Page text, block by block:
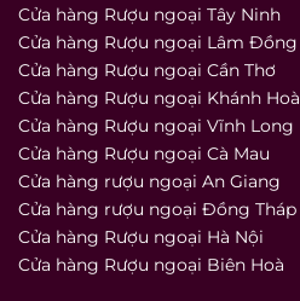
Cửa hàng Rượu ngoại Tây Ninh
Cửa hàng Rượu ngoại Lâm Đồng
Cửa hàng Rượu ngoại Cần Thơ
Cửa hàng Rượu ngoại Khánh Hoà
Cửa hàng Rượu ngoại Vĩnh Long
Cửa hàng Rượu ngoại Cà Mau
Cửa hàng rượu ngoại An Giang
Cửa hàng rượu ngoại Đồng Tháp
Cửa hàng Rượu ngoại Hà Nội
Cửa hàng Rượu ngoại Biên Hoà